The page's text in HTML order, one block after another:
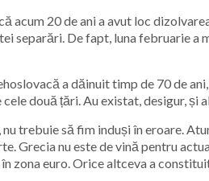
acum 20 de ani a avut loc
separări. De fapt, luna februarie a
a dăinuit timp de 70 de
două țări. Au existat, desigur,
nu trebuie să fim induși în eroare.
Grecia nu este de vină pentru
zona euro. Orice altceva a